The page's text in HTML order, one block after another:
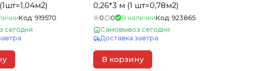
Код: 919570
сегодня
0,26*3 м (1 шт=0,78м2)
0 0 В наличииКод: 923865
Самовывоз сегодня
Доставка завтра
В корзину